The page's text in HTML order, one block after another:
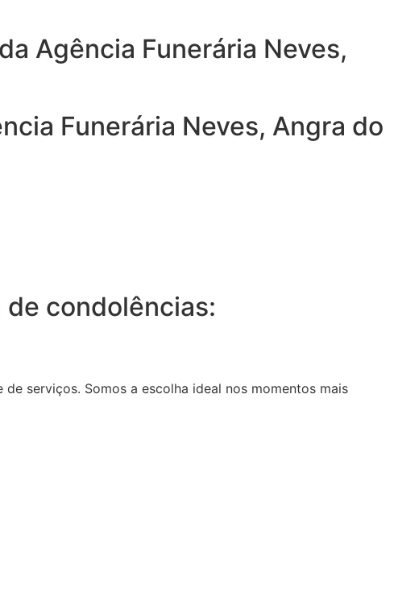
Agência Funerária Neves,
Funerária Neves, Angra do
condolências:
serviços. Somos a escolha ideal nos momentos mais